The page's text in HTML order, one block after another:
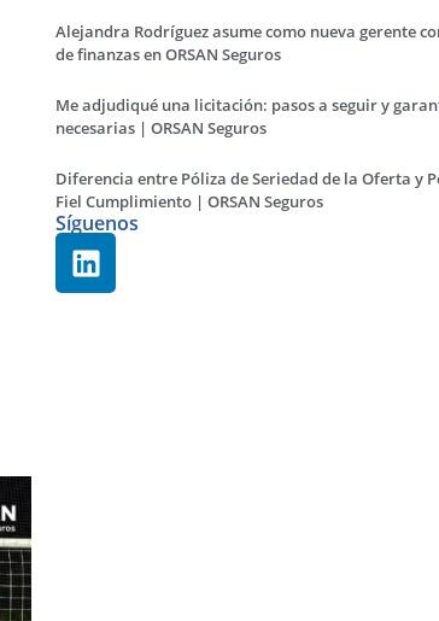
Alejandra Rodríguez asume como nueva gerente
de finanzas en ​ORSAN Seguros
Me adjudiqué una licitación: pasos a seguir y
necesarias | ORSAN Seguros
Diferencia entre Póliza de Seriedad de la Oferta y
Fiel Cumplimiento | ORSAN Seguros
Síguenos